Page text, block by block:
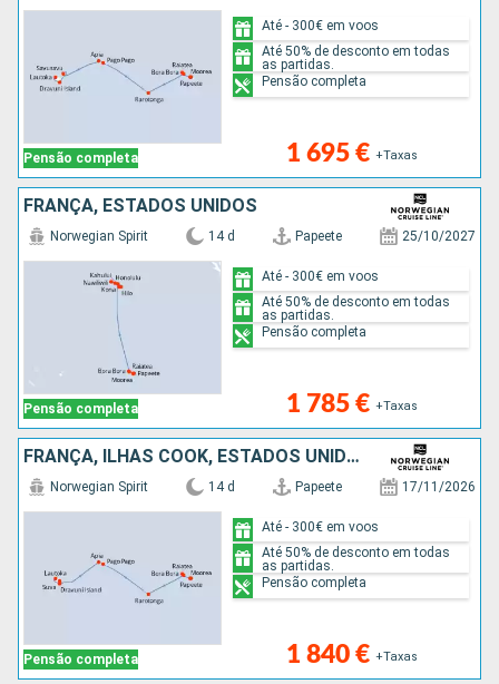
Pensão completa 1 695 € +Taxas
Até - 300€ em voos
Até 50% de desconto em todas
as partidas.
Pensão completa
FRANÇA, ESTADOS UNIDOS
Pensão completa
Norwegian Spirit 14 d Papeete 25/10/2027
1 785 € +Taxas
Até - 300€ em voos
Até 50% de desconto em todas
as partidas.
Pensão completa
FRANÇA, ILHAS COOK, ESTADOS UNIDOS, SAMOA, FIJI (ILHAS)
Pensão completa
Norwegian Spirit 14 d Papeete 17/11/2026
1 840 € +Taxas
Até - 300€ em voos
Até 50% de desconto em todas
as partidas.
Pensão completa